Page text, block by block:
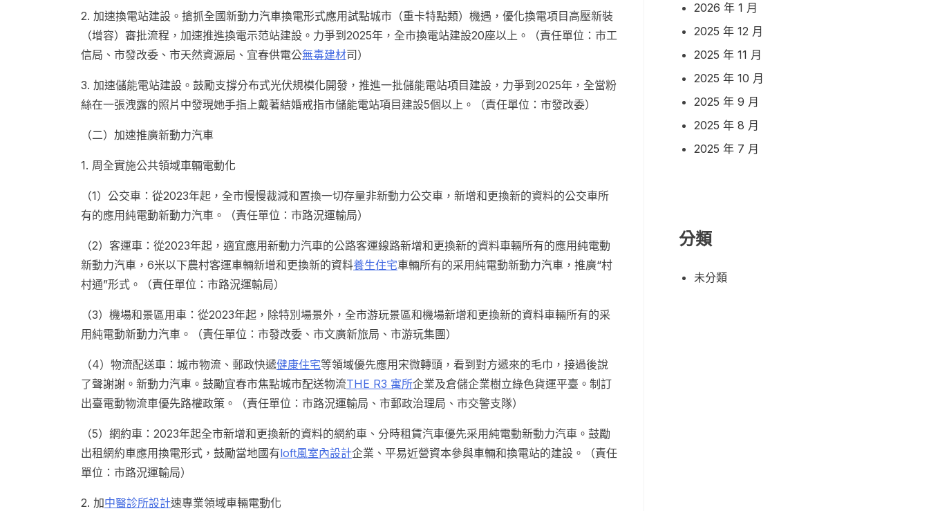
2. 加速換電站建設。搶抓全國新動力汽車換電形式應用試點城市（重卡特點類）機遇，優化換電項目高壓新裝
（增容）審批流程，加速推進換電示范站建設。力爭到2025年，全市換電站建設20座以上。（責任單位：市工
信局、市發改委、市天然資源局、宜春供電公無毒建材司）
3. 加速儲能電站建設。鼓勵支撐分布式光伏規模化開發，推進一批儲能電站項目建設，力爭到2025年，全當粉
絲在一張洩露的照片中發現她手指上戴著結婚戒指市儲能電站項目建設5個以上。（責任單位：市發改委）
（二）加速推廣新動力汽車
1. 周全實施公共領域車輛電動化
（1）公交車：從2023年起，全市慢慢裁減和置換一切存量非新動力公交車，新增和更換新的資料的公交車所
有的應用純電動新動力汽車。（責任單位：市路況運輸局）
（2）客運車：從2023年起，適宜應用新動力汽車的公路客運線路新增和更換新的資料車輛所有的應用純電動
新動力汽車，6米以下農村客運車輛新增和更換新的資料養生住宅車輛所有的采用純電動新動力汽車，推廣“村
村通”形式。（責任單位：市路況運輸局）
（3）機場和景區用車：從2023年起，除特別場景外，全市游玩景區和機場新增和更換新的資料車輛所有的采
用純電動新動力汽車。（責任單位：市發改委、市文廣新旅局、市游玩集團）
（4）物流配送車：城市物流、郵政快遞健康住宅等領域優先應用宋微轉頭，看到對方遞來的毛巾，接過後說
了聲謝謝。新動力汽車。鼓勵宜春市焦點城市配送物流THE R3 寓所企業及倉儲企業樹立綠色貨運平臺。制訂
出臺電動物流車優先路權政策。（責任單位：市路況運輸局、市郵政治理局、市交警支隊）
（5）網約車：2023年起全市新增和更換新的資料的網約車、分時租賃汽車優先采用純電動新動力汽車。鼓勵
出租網約車應用換電形式，鼓勵當地國有loft風室內設計企業、平易近營資本參與車輛和換電站的建設。（責任
單位：市路況運輸局）
2. 加中醫診所設計速專業領域車輛電動化
2026 年 1 月
2025 年 12 月
2025 年 11 月
2025 年 10 月
2025 年 9 月
2025 年 8 月
2025 年 7 月
分類
未分類